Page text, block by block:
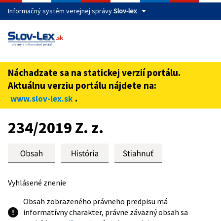
Informačný systém verejnej správySlov-lex
Táto stránka je zabezpečená
cez zabezpečenú webovú stránku verejnej správy SR.
Zabezpečená stránka vždy začína https:// pred názvom
domény webového sídla.
Náchadzate sa na statickej verzií portálu.
Aktuálnu verziu portálu nájdete na:
www.slov-lex.sk .
Preskoč na obsah
234/2019 Z. z.
Vyhlásené znenie
Obsah zobrazeného právneho predpisu má
informatívny charakter, právne záväzný obsah sa